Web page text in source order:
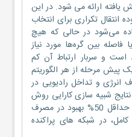
یافته ارائه می شود. در این
تکراری برای انتخاب
می‌شود در حالی که هیچ
فاصله بین گره‌ها مورد نیاز
و سربار ارتباط آن کم
پیش مرحله از هر الگوریتم
و تداخل رادیویی در
شبیه سازی کارایی روش
پیشنهادی را نشان می دهد. ما حداقل 50% بهبود در مصرف
در شبکه های پراکنده